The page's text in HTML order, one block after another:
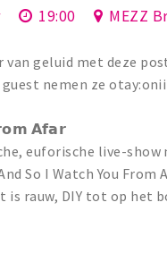
19:00 MEZZ
van geluid met deze
nemen ze
𝗔𝗳𝗮𝗿
euforische live-
So I Watch You
is rauw, DIY tot op het